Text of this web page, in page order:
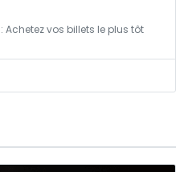
Achetez vos billets le plus tôt